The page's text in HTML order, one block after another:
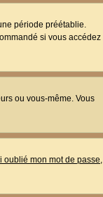
période préétablie.
si vous accédez
ou vous-même. Vous
oublié mon mot de passe,